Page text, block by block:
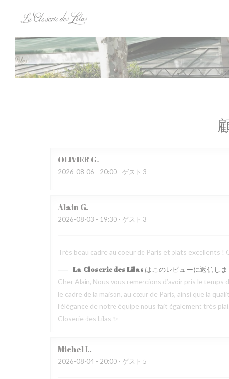
OLIVIERG
2026-08-06 - 20:00 - ゲスト 3
AlainG
2026-08-03 - 19:30 - ゲスト 3
Très beau cadre au coeur de Paris et plats excellents
La Closerie des Lilas はこのレビューに返信しま
Cher Alain, Nous vous remercions d’avoir pris le
le cadre de la maison, au cœur de Paris, ainsi que la
l’élégance de notre équipe nous fait également très
Closerie des Lilas ✨
MichelL
2026-08-04 - 20:00 - ゲスト 5